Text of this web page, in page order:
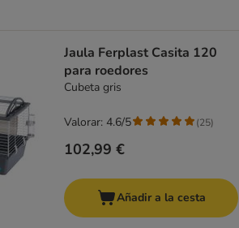
Jaula Ferplast Casita 120
para roedores
Cubeta gris
102,99 €
Valorar: 4.6/5 (25)
Añadir a la cesta